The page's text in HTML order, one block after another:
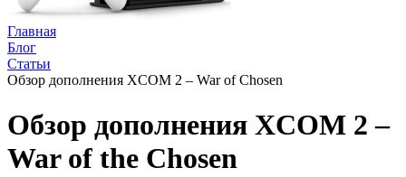
Главная
Блог
Статьи
Обзор дополнения XCOM 2 – War of Chosen
Обзор дополнения XCOM 2 –
War of the Chosen